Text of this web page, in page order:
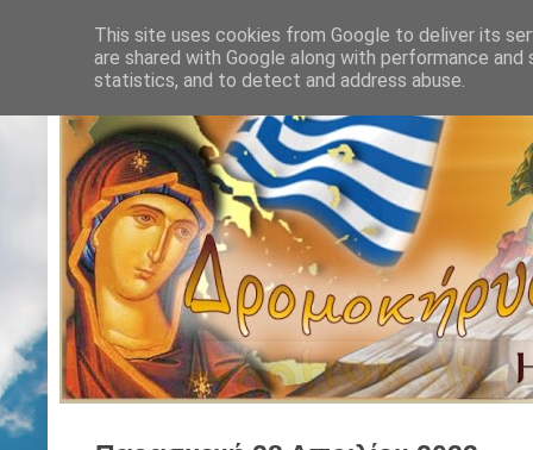
This site uses cookies from Google to deliver its
are shared with Google along with performance
statistics, and to detect and address abuse.